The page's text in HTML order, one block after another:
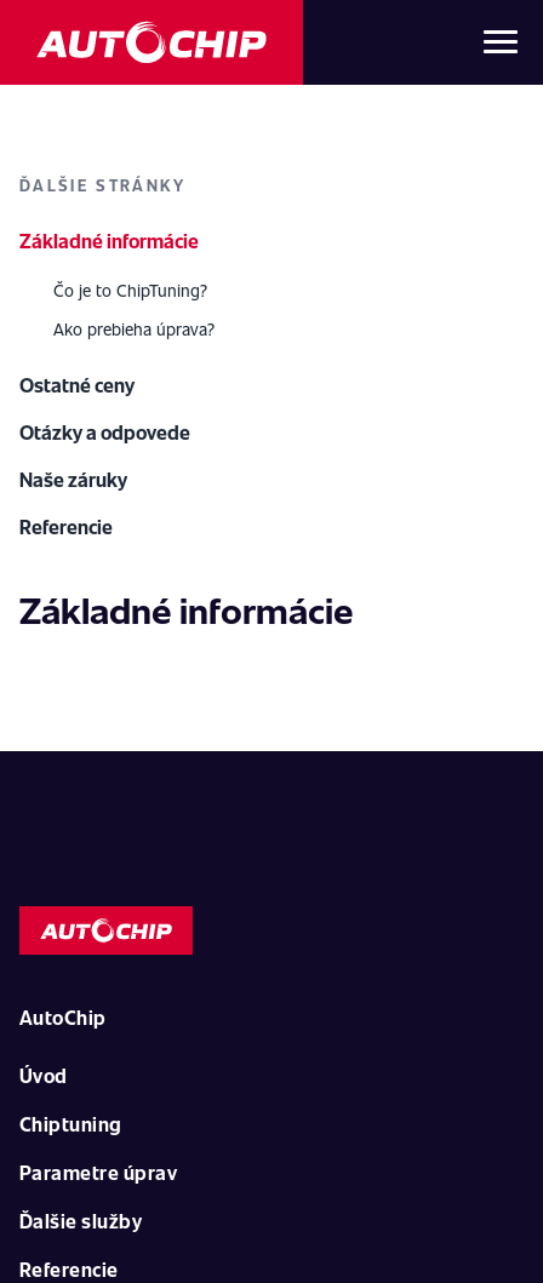
ĎALŠIE STRÁNKY
Základné informácie
Čo je to ChipTuning?
Ako prebieha úprava?
Ostatné ceny
Otázky a odpovede
Naše záruky
Referencie
Základné informácie
AutoChip
Úvod
Chiptuning
Parametre úprav
Ďalšie služby
Referencie